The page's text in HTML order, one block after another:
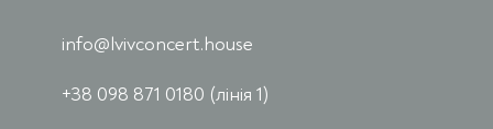
info@lvivconcert.house
+38 098 871 0180 (лінія 1)